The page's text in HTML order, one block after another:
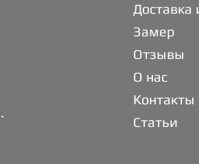
Доставка
Замер
Отзывы
О нас
Контакты
Статьи